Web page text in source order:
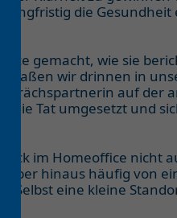
die Gesundheit
gemacht, wie sie
saßen wir drinnen in
auf der
die Tat umgesetzt und
im Homeoffice nicht
hinaus häufig von
Selbst eine kleine